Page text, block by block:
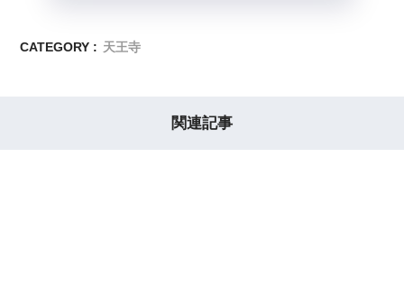
CATEGORY : 天王寺
関連記事